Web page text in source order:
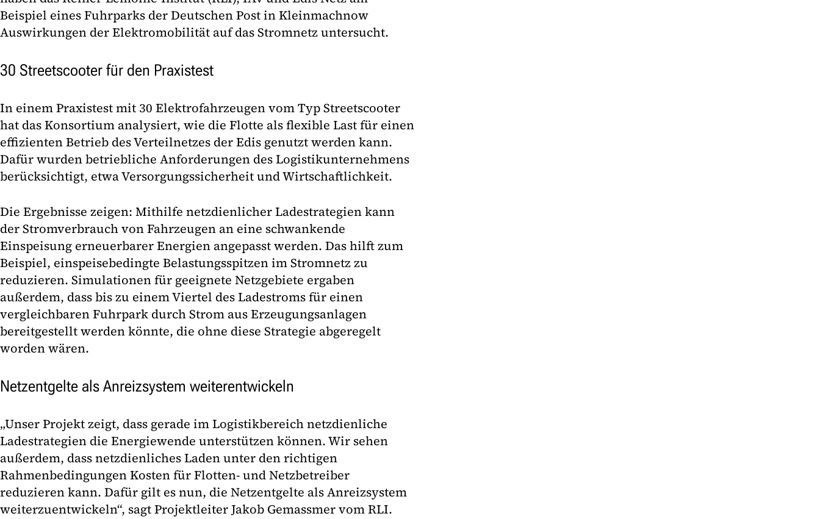
Beispiel eines Fuhrparks der Deutschen Post in Kleinmachnow
Auswirkungen der Elektromobilität auf das Stromnetz untersucht.
30 Streetscooter für den Praxistest
In einem Praxistest mit 30 Elektrofahrzeugen vom Typ Streetscooter
hat das Konsortium analysiert, wie die Flotte als flexible Last für einen
effizienten Betrieb des Verteilnetzes der Edis genutzt werden kann.
Dafür wurden betriebliche Anforderungen des Logistikunternehmens
berücksichtigt, etwa Versorgungssicherheit und Wirtschaftlichkeit.
Die Ergebnisse zeigen: Mithilfe netzdienlicher Ladestrategien kann
der Stromverbrauch von Fahrzeugen an eine schwankende
Einspeisung erneuerbarer Energien angepasst werden. Das hilft zum
Beispiel, einspeisebedingte Belastungsspitzen im Stromnetz zu
reduzieren. Simulationen für geeignete Netzgebiete ergaben
außerdem, dass bis zu einem Viertel des Ladestroms für einen
vergleichbaren Fuhrpark durch Strom aus Erzeugungsanlagen
bereitgestellt werden könnte, die ohne diese Strategie abgeregelt
worden wären.
Netzentgelte als Anreizsystem weiterentwickeln
„Unser Projekt zeigt, dass gerade im Logistikbereich netzdienliche
Ladestrategien die Energiewende unterstützen können. Wir sehen
außerdem, dass netzdienliches Laden unter den richtigen
Rahmenbedingungen Kosten für Flotten- und Netzbetreiber
reduzieren kann. Dafür gilt es nun, die Netzentgelte als Anreizsystem
weiterzuentwickeln“, sagt Projektleiter Jakob Gemassmer vom RLI.